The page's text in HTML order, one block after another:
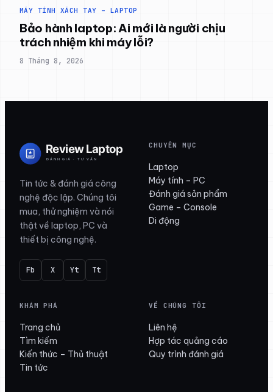
MÁY TÍNH XÁCH TAY – LAPTOP
Bảo hành laptop: Ai mới là người chịu
trách nhiệm khi máy lỗi?
8 Tháng 8, 2026
Tin tức & đánh giá công
nghệ độc lập. Chúng tôi
mua, thử nghiệm và nói
thật về laptop, PC và
thiết bị công nghệ.
Fb X Yt Tt
CHUYÊN MỤC
Laptop
Máy tính – PC
Đánh giá sản phẩm
Game – Console
Di động
KHÁM PHÁ
Trang chủ
Tìm kiếm
Kiến thức – Thủ thuật
Tin tức
VỀ CHÚNG TÔI
Liên hệ
Hợp tác quảng cáo
Quy trình đánh giá